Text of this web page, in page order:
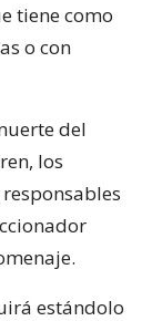
tiene como
o con
del
los
estándolo